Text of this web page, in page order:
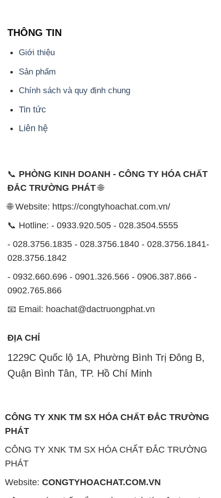
THÔNG TIN
Giới thiệu
Sản phẩm
Chính sách và quy định chung
Tin tức
Liên hệ
📞 PHÒNG KINH DOANH - CÔNG TY HÓA CHẤT
ĐẮC TRƯỜNG PHÁT🌐
🌐 Website: https://congtyhoachat.com.vn/
📞 Hotline: - 0933.920.505 - 028.3504.5555
- 028.3756.1835 - 028.3756.1840 - 028.3756.1841-
028.3756.1842
- 0932.660.696 - 0901.326.566 - 0906.387.866 -
0902.765.866
📧 Email: hoachat@dactruongphat.vn
ĐỊA CHỈ
1229C Quốc lộ 1A, Phường Bình Trị Đông B,
Quận Bình Tân, TP. Hồ Chí Minh
CÔNG TY XNK TM SX HÓA CHẤT ĐẮC TRƯỜNG
PHÁT
CÔNG TY XNK TM SX HÓA CHẤT ĐẮC TRƯỜNG
PHÁT
Website: CONGTYHOACHAT.COM.VN